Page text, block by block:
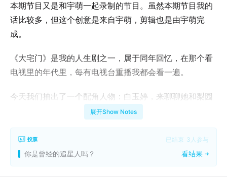
本期节目又是和宇萌一起录制的节目。虽然本期节目我的
话比较多，但这个创意是来自宇萌，剪辑也是由宇萌完
成。
《大宅门》是我的人生剧之一，属于同年回忆，在那个看
电视里的年代里，每有电视台重播我都会看一遍。
今天我们抽出了一个配角人物：白玉婷，来聊聊她和梨园
本期我们还聊到了追星和二次元的一些话题。不知道你是
不是追星人，或者曾经的追星人，希望你能喜欢这期节
目。
展开Show Notes
投票 已结束 3 人参与
你是曾经的追星人吗？ 看结果